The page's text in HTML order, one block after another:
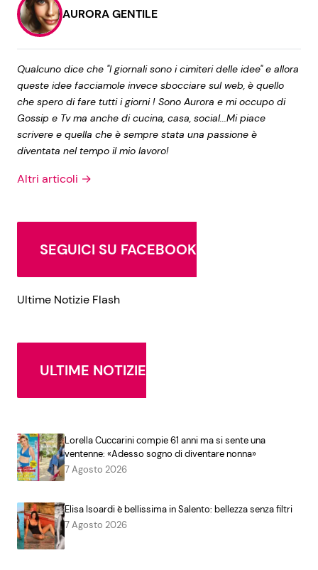
AURORA GENTILE
Qualcuno dice che "I giornali sono i cimiteri delle idee" e allora
queste idee facciamole invece sbocciare sul web, è quello
che spero di fare tutti i giorni ! Sono Aurora e mi occupo di
Gossip e Tv ma anche di cucina, casa, social...Mi piace
scrivere e quella che è sempre stata una passione è
diventata nel tempo il mio lavoro!
Altri articoli →
SEGUICI SU FACEBOOK
Ultime Notizie Flash
ULTIME NOTIZIE
Lorella Cuccarini compie 61 anni ma si sente una
ventenne: «Adesso sogno di diventare nonna»
7 Agosto 2026
Elisa Isoardi è bellissima in Salento: bellezza senza filtri
7 Agosto 2026